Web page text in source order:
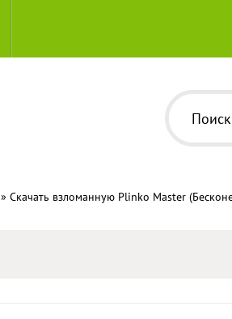
» Скачать взломанную Plinko Master